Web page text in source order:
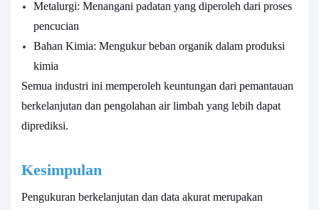
Metalurgi: Menangani padatan yang diperoleh dari proses
pencucian
Bahan Kimia: Mengukur beban organik dalam produksi
kimia
Semua industri ini memperoleh keuntungan dari pemantauan
berkelanjutan dan pengolahan air limbah yang lebih dapat
diprediksi.
Kesimpulan
Pengukuran berkelanjutan dan data akurat merupakan